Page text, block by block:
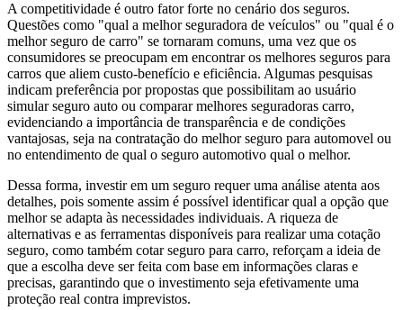
A competitividade é outro fator forte no cenário dos seguros.
Questões como "qual a melhor seguradora de veículos" ou "qual é o
melhor seguro de carro" se tornaram comuns, uma vez que os
consumidores se preocupam em encontrar os melhores seguros para
carros que aliem custo-benefício e eficiência. Algumas pesquisas
indicam preferência por propostas que possibilitam ao usuário
simular seguro auto ou comparar melhores seguradoras carro,
evidenciando a importância de transparência e de condições
vantajosas, seja na contratação do melhor seguro para automovel ou
no entendimento de qual o seguro automotivo qual o melhor.
Dessa forma, investir em um seguro requer uma análise atenta aos
detalhes, pois somente assim é possível identificar qual a opção que
melhor se adapta às necessidades individuais. A riqueza de
alternativas e as ferramentas disponíveis para realizar uma cotação
seguro, como também cotar seguro para carro, reforçam a ideia de
que a escolha deve ser feita com base em informações claras e
precisas, garantindo que o investimento seja efetivamente uma
proteção real contra imprevistos.